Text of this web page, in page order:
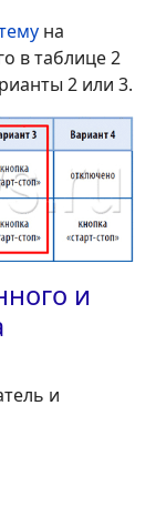
на
в таблице 2
2 или 3.
и
и